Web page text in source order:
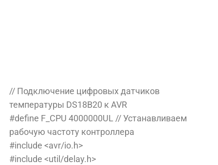
// Подключение цифровых датчиков
температуры DS18B20 к AVR
#define F_CPU 4000000UL // Устанавливаем
рабочую частоту контроллера
#include <avr/io.h>
#include <util/delay.h>